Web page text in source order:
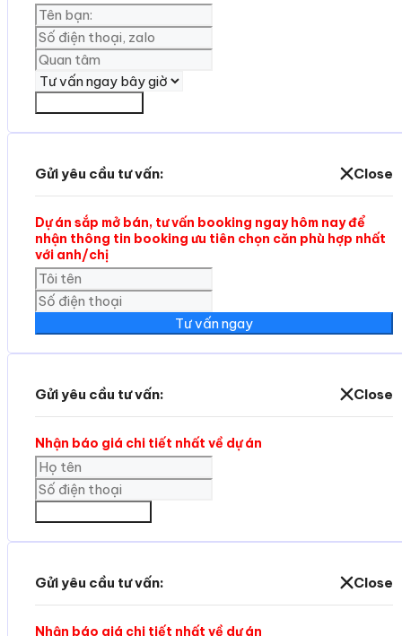
Gửi yêu cầu tư vấn: Close
Dự án sắp mở bán, tư vấn booking ngay hôm nay để
nhận thông tin booking ưu tiên chọn căn phù hợp nhất
với anh/chị
Tư vấn ngay
Gửi yêu cầu tư vấn: Close
Nhận báo giá chi tiết nhất về dự án
Gửi yêu cầu tư vấn: Close
Nhận báo giá chi tiết nhất về dự án